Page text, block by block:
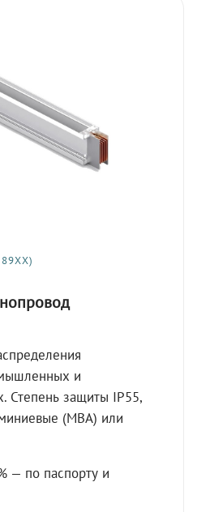
и
Степень защиты IP55,
(МВА) или
— по паспорту и